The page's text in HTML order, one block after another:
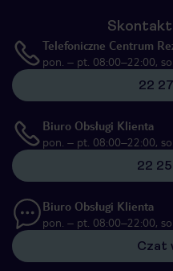
Telefoniczne Centrum
pon. – pt. 08:00–22:00,
22
Biuro Obsługi Klienta
pon. – pt. 08:00–22:00,
22
Biuro Obsługi Klienta
pon. – pt. 08:00–22:00,
Czat